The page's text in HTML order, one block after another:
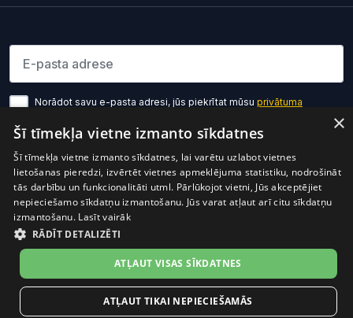
Lūdzu ievadiet e-pasta adresi
Norādot savu e-pasta adresi, jūs piekrītat mūsu privātuma
Pierakstīties
Preces cenā ir iekļauts PVN
© 2026 OptiO. Visas tiesības aizsargātas.
facebook
×
Šī tīmekļa vietne izmanto sīkdatnes
Šī tīmekļa vietne izmanto sīkdatnes, lai varētu uzlabot vietnes
lietošanas pieredzi, izvērtēt vietnes apmeklējuma statistiku, nodrošināt
tās darbību un funkcionalitāti utml. Pārlūkojot vietni, Jūs akceptējiet
nepieciešamo sīkdatņu izmantošanu. Jūs varat atļaut arī citu sīkdatņu
izmantošanu. Lasīt vairāk
RĀDĪT DETALIZĒTI
ATĻAUT VISAS SĪKDATNES
ATĻAUT TIKAI NEPIECIEŠAMĀS